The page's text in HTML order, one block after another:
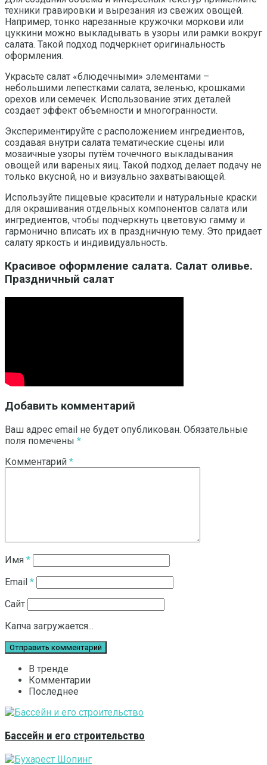
техники гравировки и вырезания из свежих овощей.
Например, тонко нарезанные кружочки моркови или
цуккини можно выкладывать в узоры или рамки вокруг
салата. Такой подход подчеркнет оригинальность
оформления.
Украсьте салат «блюдечными» элементами –
небольшими лепестками салата, зеленью, крошками
орехов или семечек. Использование этих деталей
создает эффект объемности и многогранности.
Экспериментируйте с расположением ингредиентов,
создавая внутри салата тематические сцены или
мозаичные узоры путём точечного выкладывания
овощей или вареных яиц. Такой подход делает подачу не
только вкусной, но и визуально захватывающей.
Используйте пищевые красители и натуральные краски
для окрашивания отдельных компонентов салата или
ингредиентов, чтобы подчеркнуть цветовую гамму и
гармонично вписать их в праздничную тему. Это придает
салату яркость и индивидуальность.
Красивое оформление салата. Салат оливье.
Праздничный салат
Добавить комментарий
Ваш адрес email не будет опубликован. Обязательные
поля помечены *
Комментарий *
Имя *
Email *
Сайт
Капча загружается...
В тренде
Комментарии
Последнее
Бассейн и его строительство